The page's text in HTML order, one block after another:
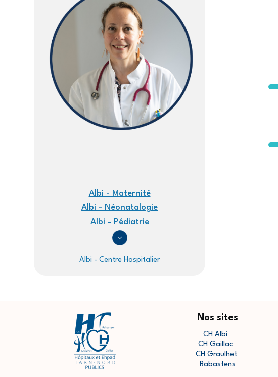
Albi - Maternité
Albi - Néonatalogie
Albi - Pédiatrie
Albi - Centre Hospitalier
Nos sites
CH Albi
CH Gaillac
CH Graulhet
Rabastens